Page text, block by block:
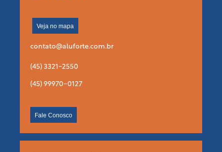
Veja no mapa
contato@aluforte.com.br
(45) 3321-2550
(45) 99970-0127
Fale Conosco